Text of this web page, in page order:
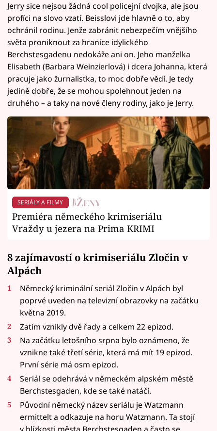
Jerry sice nejsou žádná cool policejní dvojka, ale jsou
profíci na slovo vzatí. Beisslovi jde hlavně o to, aby
ochránil rodinu. Jenže zabránit nebezpečím vnějšího
světa proniknout za hranice idylického
Berchstesgadenu nedokáže ani on. Jeho manželka
Elisabeth (Barbara Weinzierlová) i dcera Johanna, která
pracuje jako žurnalistka, to moc dobře vědí. Je tedy
jedině dobře, že se mohou spolehnout jeden na
druhého – a taky na nové členy rodiny, jako je Jerry.
SERIÁLY A FILMY
Premiéra německého krimiseriálu
Vraždy u jezera na Prima KRIMI
8 zajímavostí o krimiseriálu Zločin v
Alpách
Německý kriminální seriál Zločin v Alpách byl
poprvé uveden na televizní obrazovky na začátku
května 2019.
Zatím vznikly dvě řady a celkem 22 epizod.
Na začátku letošního srpna bylo oznámeno, že
vznikne také třetí série, která má mít 19 epizod.
První série má osm epizod.
Seriál se odehrává v německém alpském městě
Berchstesgaden, kde se také natáčí.
Původní německý název seriálu je Watzmann
ermittelt a odkazuje na horu Watzmann. Ta stojí